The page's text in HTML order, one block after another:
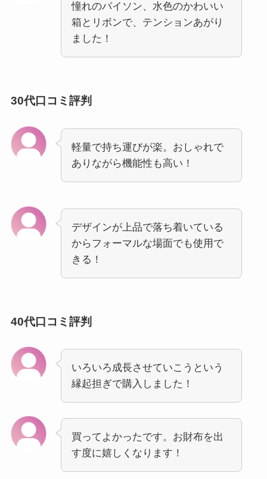
憧れのパイソン、水色のかわいい
箱とリボンで、テンションあがり
ました！
30代口コミ評判
軽量で持ち運びが楽。おしゃれで
ありながら機能性も高い！
デザインが上品で落ち着いている
からフォーマルな場面でも使用で
きる！
40代口コミ評判
いろいろ成長させていこうという
縁起担ぎで購入しました！
買ってよかったです。お財布を出
す度に嬉しくなります！